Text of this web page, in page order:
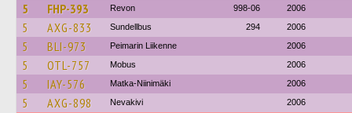
5 FHP-393 Revon 998-06 2006
5 AXG-833 Sundellbus 294 2006
5 BLI-973 Peimarin Liikenne 2006
5 OTL-757 Mobus 2006
5 IAY-576 Matka-Niinimäki 2006
5 AXG-898 Nevakivi 2006